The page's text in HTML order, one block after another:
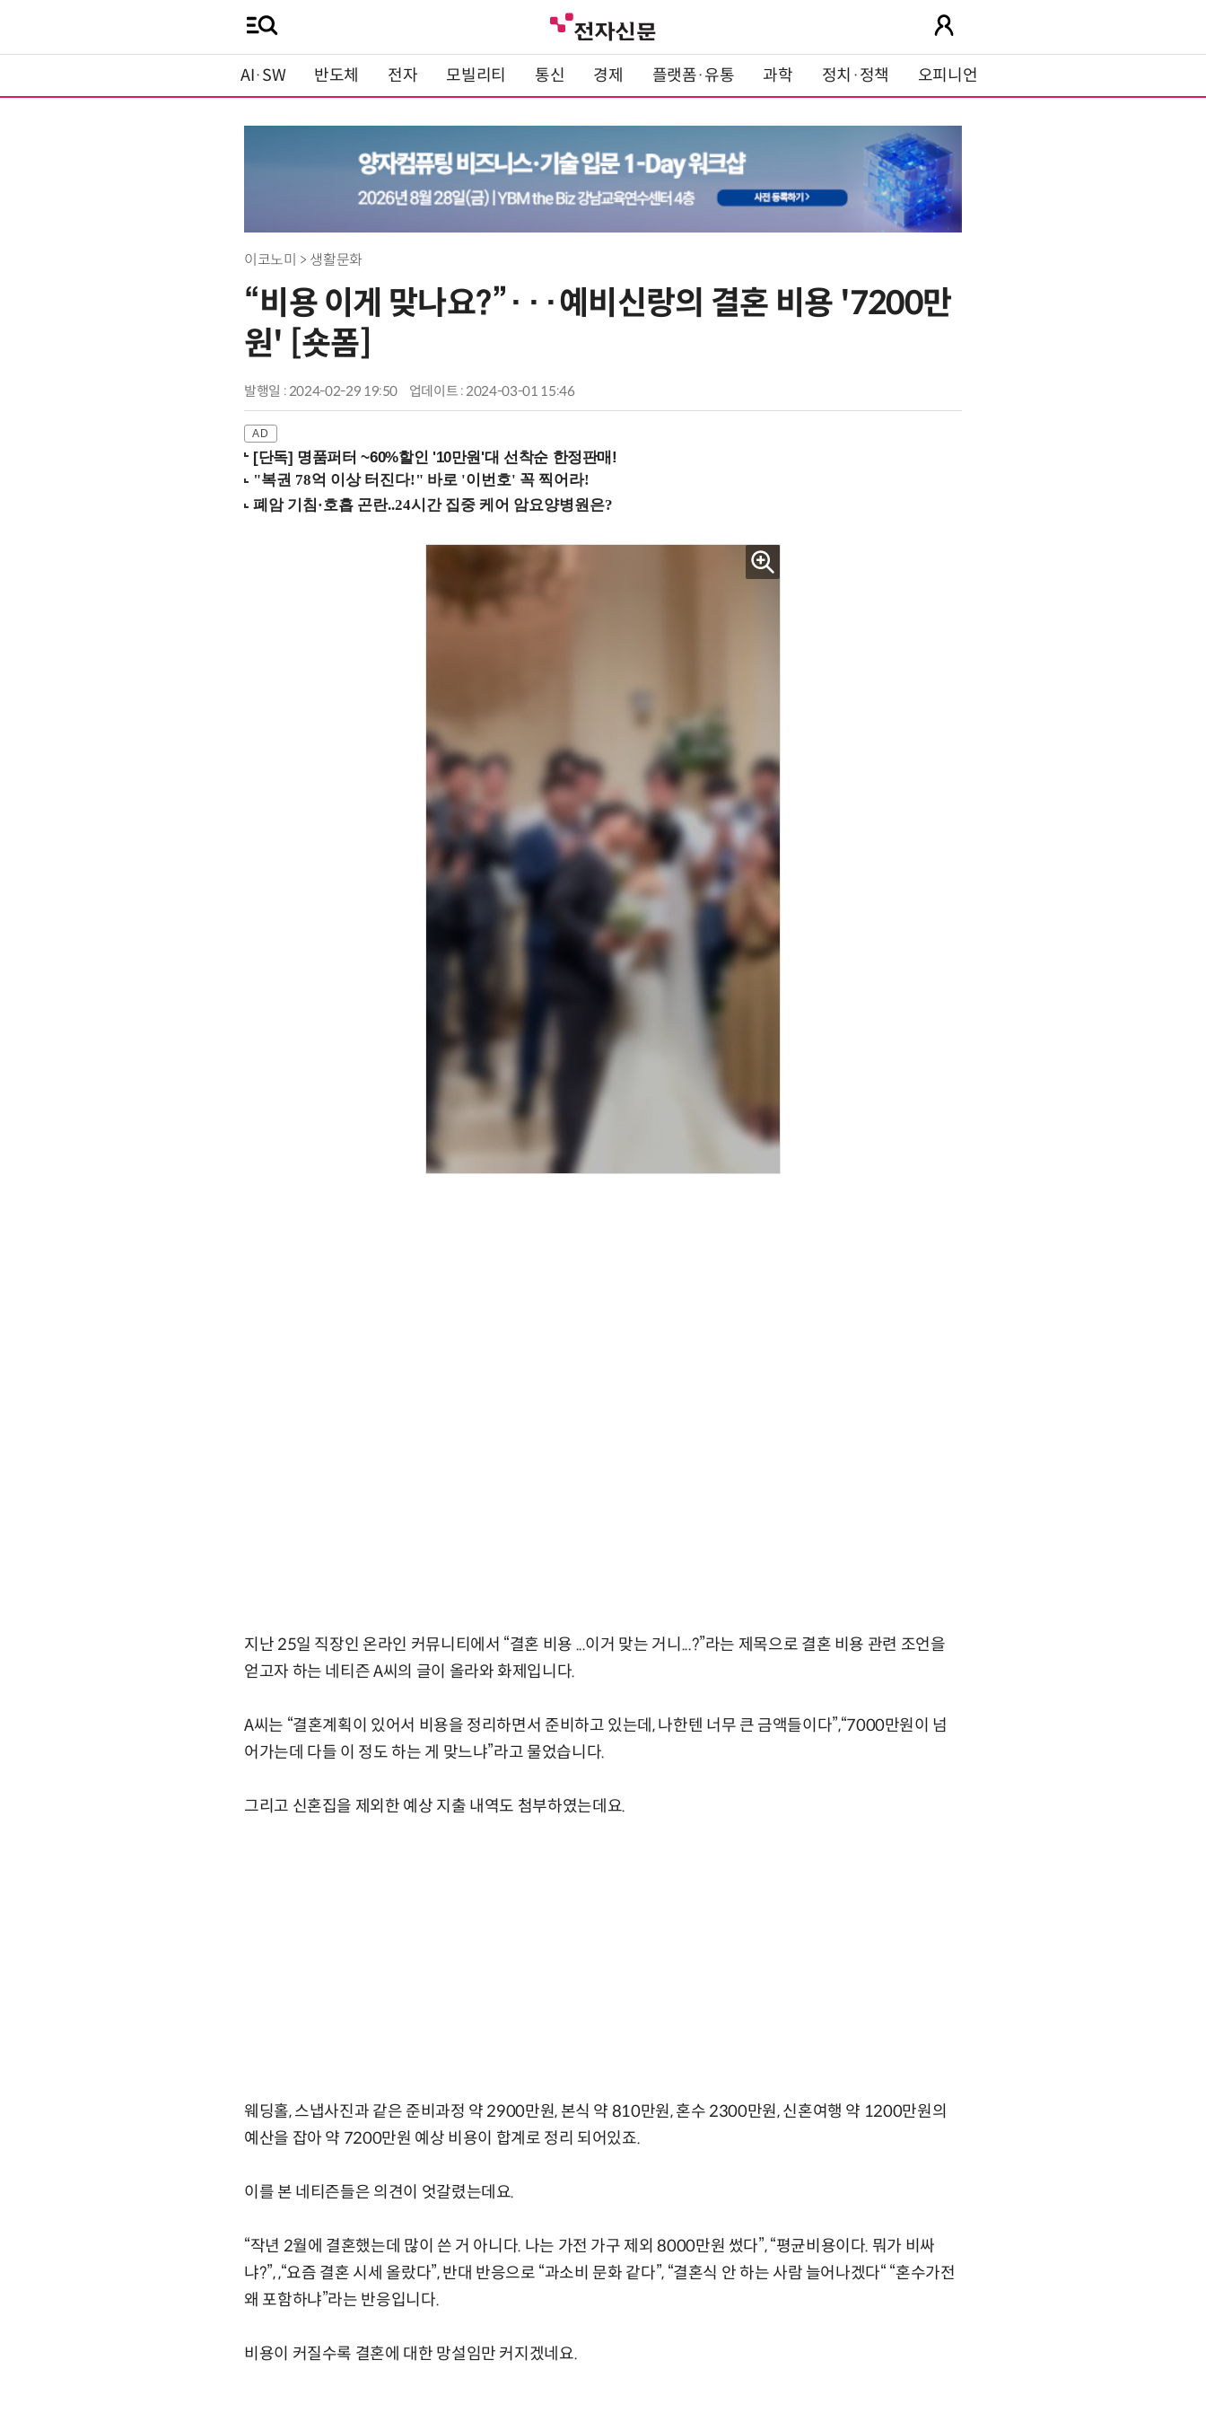
AI·SW 반도체 전자 모빌리티 통신 경제 플랫폼·유통 과학 정치·정책 오피니언
이코노미 > 생활문화
“비용 이게 맞나요?”···예비신랑의 결혼 비용 '7200만
원' [숏폼]
발행일 : 2024-02-29 19:50 업데이트 : 2024-03-01 15:46
[단독] 명품퍼터 ~60%할인 '10만원'대 선착순 한정판매!
지난 25일 직장인 온라인 커뮤니티에서 “결혼 비용 ...이거 맞는 거니...?”라는 제목으로 결혼 비용 관련 조언을
얻고자 하는 네티즌 A씨의 글이 올라와 화제입니다.
A씨는 “결혼계획이 있어서 비용을 정리하면서 준비하고 있는데, 나한텐 너무 큰 금액들이다”,“7000만원이 넘
어가는데 다들 이 정도 하는 게 맞느냐”라고 물었습니다.
그리고 신혼집을 제외한 예상 지출 내역도 첨부하였는데요.
웨딩홀, 스냅사진과 같은 준비과정 약 2900만원, 본식 약 810만원, 혼수 2300만원, 신혼여행 약 1200만원의
예산을 잡아 약 7200만원 예상 비용이 합계로 정리 되어있죠.
이를 본 네티즌들은 의견이 엇갈렸는데요.
“작년 2월에 결혼했는데 많이 쓴 거 아니다. 나는 가전 가구 제외 8000만원 썼다”, “평균비용이다. 뭐가 비싸
냐?”, ,“요즘 결혼 시세 올랐다”, 반대 반응으로 “과소비 문화 같다”, “결혼식 안 하는 사람 늘어나겠다“ “혼수가전
왜 포함하냐”라는 반응입니다.
비용이 커질수록 결혼에 대한 망설임만 커지겠네요.